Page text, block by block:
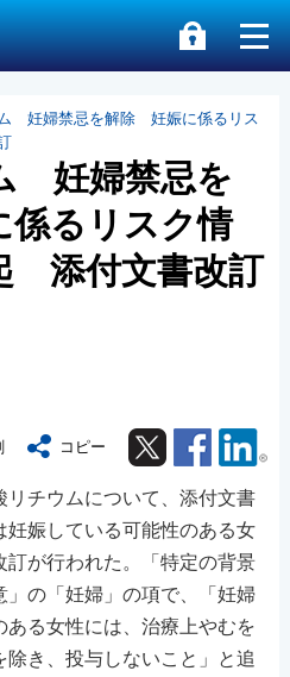
妊婦禁忌を解除 妊娠に係るリス
妊婦禁忌を
るリスク情
添付文書改訂
コピー Twitter Facebook
チウムについて、添付文書
娠している可能性のある女
が行われた。「特定の背景
」の「妊婦」の項で、「妊婦
る女性には、治療上やむを
き、投与しないこと」と追